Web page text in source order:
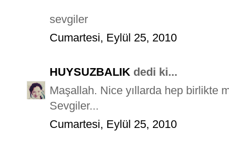
sevgiler
Cumartesi, Eylül 25, 2010
HUYSUZBALIK dedi ki...
Maşallah. Nice yıllarda hep birlikte
Sevgiler...
Cumartesi, Eylül 25, 2010